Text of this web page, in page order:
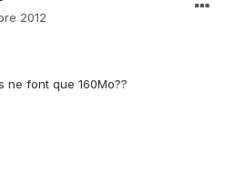
2012
font que 160Mo??